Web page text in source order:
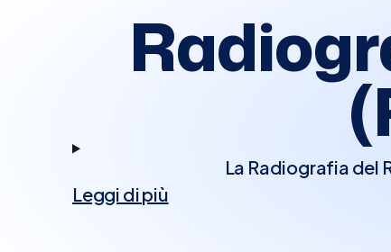
La Radiografia del
Leggi di più